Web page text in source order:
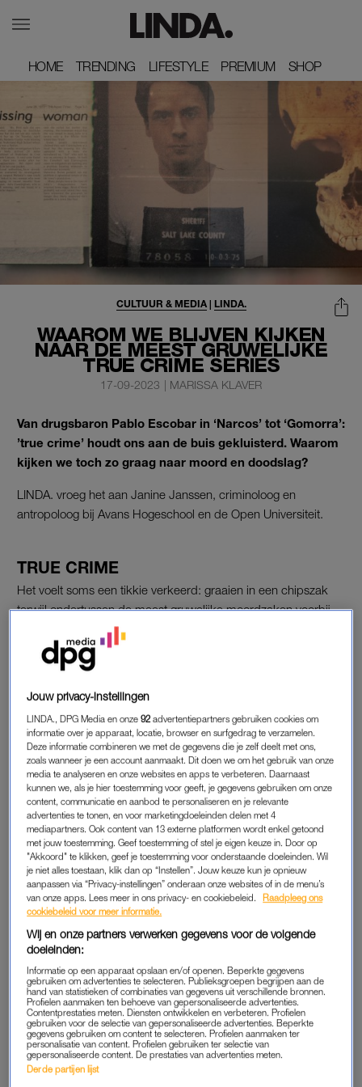
HOME
HOME TRENDING
TRENDING LIFESTYLE
LIFESTYLE PREMIUM
PREMIUM SHOP
SHOP
WAAROM WE BLIJVEN KIJKEN
NAAR DE MEEST GRUWELIJKE
TRUE CRIME SERIES
CULTUUR & MEDIA| LINDA.
17-09-2023 | MARISSA KLAVER
Van drugsbaron Pablo Escobar in ‘Narcos’ tot ‘Gomorra’:
’true crime’ houdt ons aan de buis gekluisterd. Waarom
kijken we toch zo graag naar moord en doodslag?
LINDA. vroeg het aan Janine Janssen, criminoloog en
antropoloog bij Avans Hogeschool en de Open Universiteit.
TRUE CRIME
Het voelt soms een tikkie verkeerd: graaien in een chipszak
terwijl ondertussen de meest gruwelijke moordzaken voorbij
komen. Maar zelfs Janssen vindt het “heerlijk” om zich aan
true crime te vergapen. “Je kunt veilig een wereld betreden
waar je zelf niet snel terecht komt.” Door series als
zelf risico te lopen. “Thuis in je pyjama, met een kop thee erbij.
Je bent even heel dichtbij, maar je hebt er verder niets mee te
maken.”
Volgens Janssen zijntrue crimeseries een soort
waargebeurde moderne sprookjes; niet van de zoetsappige,
maar van de gruwelijke soort. “Het zijn betekenisvolle verhalen
van goed en kwaad, zoals mensen die elkaar altijd al
vertellen.” Daar zit meestal een waarschuwing in verborgen,
zegt ze. “Van: zo moet je het vooral niet doen, want dan zal het
niet goed met je aflopen. Of pas op: dit zijn enge mensen. Dat
maakt het extra spannend.”
Van Richard Ramirez uit
er zijn heel wat documentaires en films gewijd aan
seriemoordenaars. “Wat fascineert, is dat het zo extreem is”,
zegt Janssen. “Het is geen uit de hand gelopen vechtpartij –
het gaat om iemand die moedwillig meerdere keren gruwelijk
over de schreef gaat. Dat is heel eng, maar het maakt ook
nieuwsgierig. Want wie doet dat?”
Jouw privacy-instellingen
LINDA., DPG Media en onze92 advertentiepartners gebruiken cookies om
informatie over je apparaat, locatie, browser en surfgedrag te verzamelen.
Deze informatie combineren we met de gegevens die je zelf deelt met ons,
zoals wanneer je een account aanmaakt. Dit doen we om het gebruik van onze
media te analyseren en onze websites en apps te verbeteren. Daarnaast
kunnen we, als je hier toestemming voor geeft, je gegevens gebruiken om onze
content, communicatie en aanbod te personaliseren en je relevante
advertenties te tonen, en voor marketingdoeleinden delen met 4
mediapartners. Ook content van 13 externe platformen wordt enkel getoond
met jouw toestemming. Geef toestemming of stel je eigen keuze in. Door op
"Akkoord" te klikken, geef je toestemming voor onderstaande doeleinden. Wil
je niet alles toestaan, klik dan op “Instellen”. Jouw keuze kun je opnieuw
aanpassen via “Privacy-instellingen” onderaan onze websites of in de menu’s
van onze apps. Lees meer in ons privacy- en cookiebeleid.
Raadpleeg ons
cookiebeleid voor meer informatie.
Wij en onze partners verwerken gegevens voor de volgende
doeleinden:
Informatie op een apparaat opslaan en/of openen. Beperkte gegevens
gebruiken om advertenties te selecteren. Publieksgroepen begrijpen aan de
hand van statistieken of combinaties van gegevens uit verschillende bronnen.
Profielen aanmaken ten behoeve van gepersonaliseerde advertenties.
Contentprestaties meten. Diensten ontwikkelen en verbeteren. Profielen
gebruiken voor de selectie van gepersonaliseerde advertenties. Beperkte
gegevens gebruiken om content te selecteren. Profielen aanmaken ter
personalisatie van content. Profielen gebruiken ter selectie van
gepersonaliseerde content. De prestaties van advertenties meten.
Derde partijen lijst